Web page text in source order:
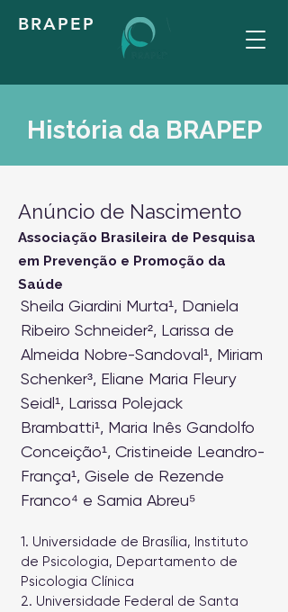
BRAPEP
História da BRAPEP
Anúncio de Nascimento
Associação Brasileira de Pesquisa
em Prevenção e Promoção da
Saúde
Sheila Giardini Murta¹, Daniela
Ribeiro Schneider², Larissa de
Almeida Nobre-Sandoval¹, Miriam
Schenker³, Eliane Maria Fleury
Seidl¹, Larissa Polejack
Brambatti¹, Maria Inês Gandolfo
Conceição¹, Cristineide Leandro-
França¹, Gisele de Rezende
Franco⁴ e Samia Abreu⁵
1. Universidade de Brasília, Instituto
de Psicologia, Departamento de
Psicologia Clínica
2. Universidade Federal de Santa